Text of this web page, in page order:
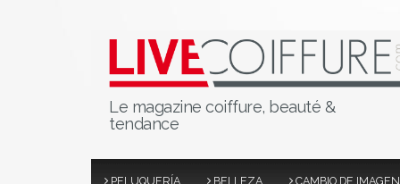
Le magazine coiffure, beauté &
tendance
PELUQUERÍA BELLEZA CAMBIO DE IMAGEN